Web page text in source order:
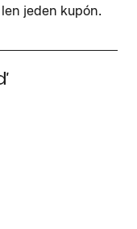
jeden kupón.